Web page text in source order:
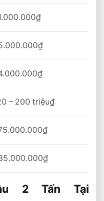
– 200 triệu₫
2 Tấn Tại